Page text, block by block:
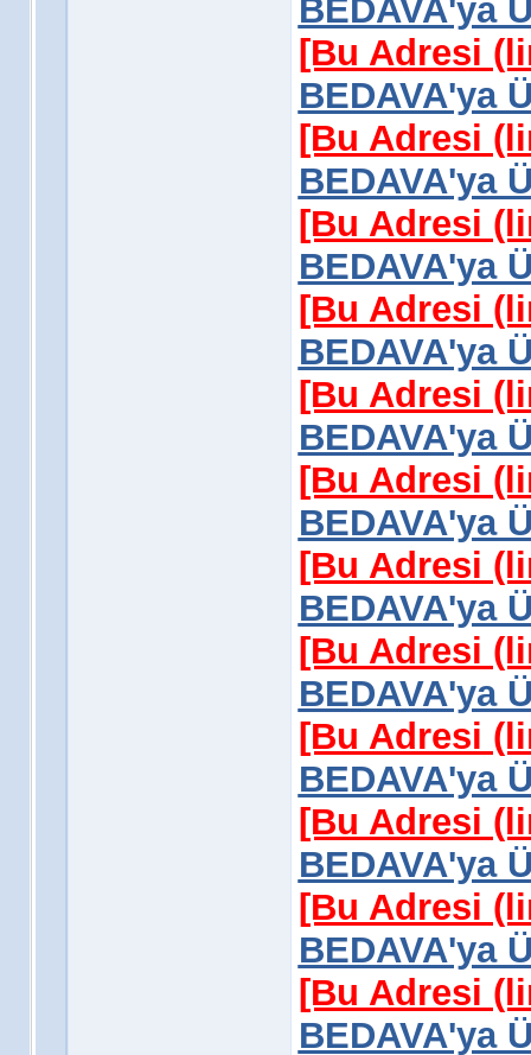
BEDAVA'ya
[Bu Adresi
BEDAVA'ya
[Bu Adresi
BEDAVA'ya
[Bu Adresi
BEDAVA'ya
[Bu Adresi
BEDAVA'ya
[Bu Adresi
BEDAVA'ya
[Bu Adresi
BEDAVA'ya
[Bu Adresi
BEDAVA'ya
[Bu Adresi
BEDAVA'ya
[Bu Adresi
BEDAVA'ya
[Bu Adresi
BEDAVA'ya
[Bu Adresi
BEDAVA'ya
[Bu Adresi
BEDAVA'ya